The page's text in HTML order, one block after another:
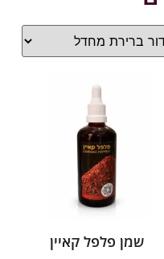
שמן פלפל קאיין